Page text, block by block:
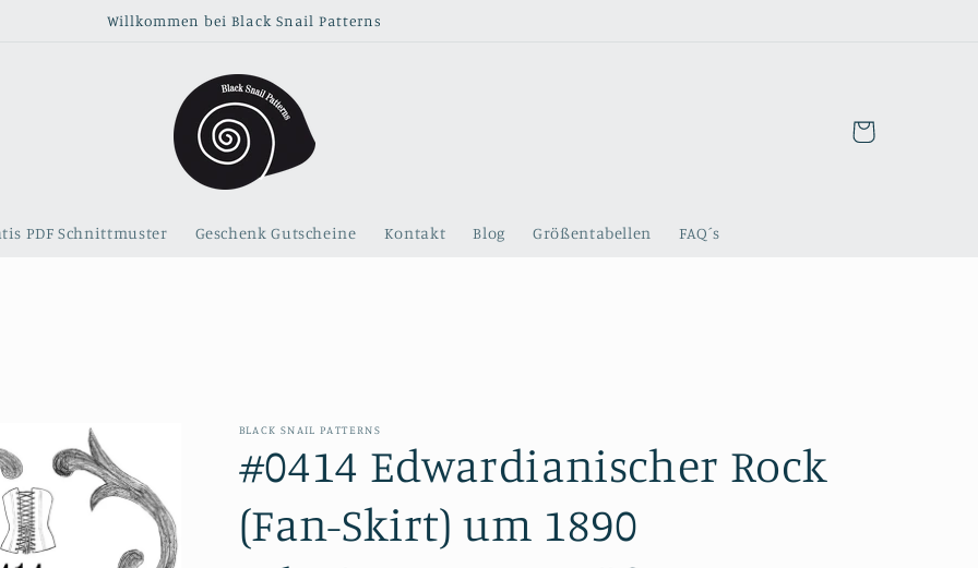
Willkommen bei Black Snail Patterns
PDF Schnittmuster Geschenk Gutscheine Kontakt Blog Größentabellen FAQ´s
Warenkorb
BLACK SNAIL PATTERNS
#0414 Edwardianischer Rock
(Fan-Skirt) um 1890